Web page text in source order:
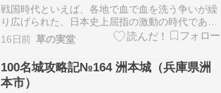
戦国時代といえば、各地で血で血を洗う争いが繰
り広げられた、日本史上屈指の激動の時代であ
る。 そんな戦国の世に天下統一への道を切り開い
たのが、織田信長・豊臣秀吉・徳川家康の三名、
俗にいう「三英傑」だ。 彼らは時に逆らう者を容
赦なく排除し、卓越した武力と政治力によって多
くの大名や民衆…
16日前 草の実堂
100名城攻略記№164 洲本城（兵庫県洲
本市）